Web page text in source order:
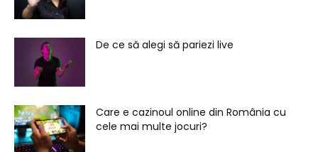
De ce să alegi să pariezi live
Care e cazinoul online din România cu
cele mai multe jocuri?